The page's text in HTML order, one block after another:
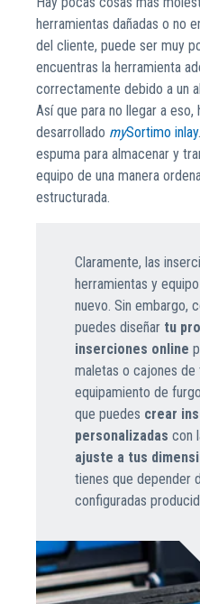
herramientas dañadas o no
del cliente, puede ser muy
encuentras la herramienta
correctamente debido a un
Así que para no llegar a eso,
desarrollado mySortimo inlay
espuma para almacenar y
equipo de una manera
estructurada.
Claramente, las
herramientas y
nuevo. Sin embargo,
puedes diseñar tu
inserciones online
maletas o cajones de
equipamiento de
que puedes crear
personalizadas con
ajuste a tus
tienes que depender
configuradas